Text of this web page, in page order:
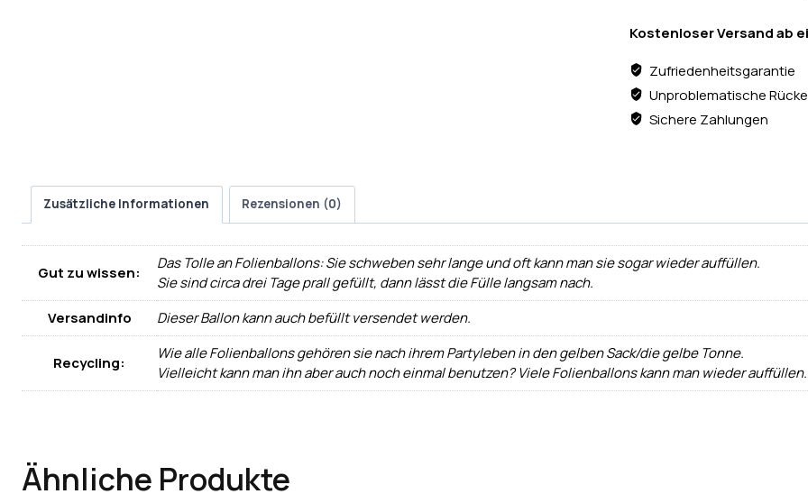
Kostenloser Versand ab
Zufriedenheitsgarantie
Unproblematische
Sichere Zahlungen
Zusätzliche Informationen Rezensionen (0)
Gut zu wissen:
Das Tolle an Folienballons: Sie schweben sehr lange und oft kann man sie sogar wieder auffüllen.
Sie sind circa drei Tage prall gefüllt, dann lässt die Fülle langsam nach.
Versandinfo
Dieser Ballon kann auch befüllt versendet werden.
Recycling:
Wie alle Folienballons gehören sie nach ihrem Partyleben in den gelben Sack/die gelbe Tonne.
Vielleicht kann man ihn aber auch noch einmal benutzen? Viele Folienballons kann man wieder auffüllen.
Ähnliche Produkte